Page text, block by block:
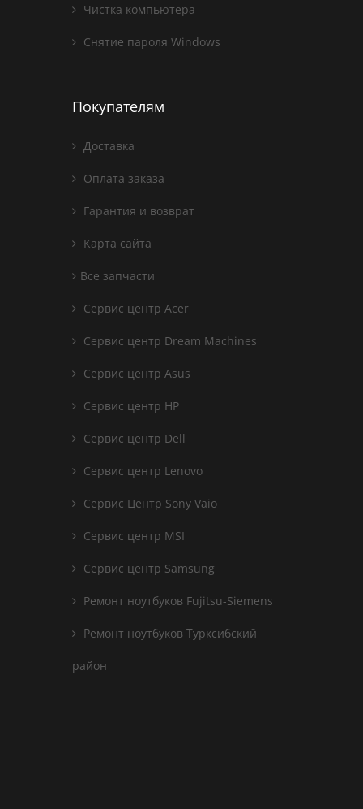
Чистка компьютера
Снятие пароля Windows
Покупателям
Доставка
Оплата заказа
Гарантия и возврат
Карта сайта
Все запчасти
Сервис центр Acer
Сервис центр Dream Machines
Сервис центр Asus
Сервис центр HP
Сервис центр Dell
Сервис центр Lenovo
Сервис Центр Sony Vaio
Сервис центр MSI
Сервис центр Samsung
Ремонт ноутбуков Fujitsu-Siemens
Ремонт ноутбуков Турксибский
район